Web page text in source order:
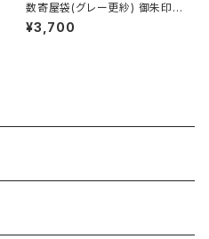
数寄屋袋(グレー更紗) 御朱印帳
¥3,700